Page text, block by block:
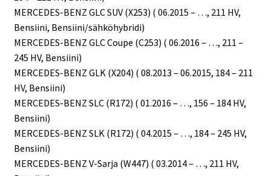
MERCEDES-BENZ GLC SUV (X253) ( 06.2015 – …, 211 HV,
Bensiini, Bensiini/sähköhybridi)
MERCEDES-BENZ GLC Coupe (C253) ( 06.2016 – …, 211 –
245 HV, Bensiini)
MERCEDES-BENZ GLK (X204) ( 08.2013 – 06.2015, 184 – 211
HV, Bensiini)
MERCEDES-BENZ SLC (R172) ( 01.2016 – …, 156 – 184 HV,
Bensiini)
MERCEDES-BENZ SLK (R172) ( 04.2015 – …, 184 – 245 HV,
Bensiini)
MERCEDES-BENZ V-Sarja (W447) ( 03.2014 – …, 211 HV,